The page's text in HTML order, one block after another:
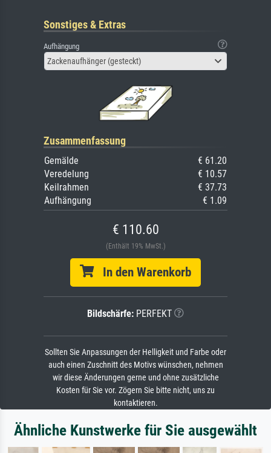
Sonstiges & Extras
Aufhängung
Zackenaufhänger (gesteckt)
Zusammenfassung
Gemälde
€ 61.20
Veredelung
€ 10.57
Keilrahmen
€ 37.73
Aufhängung
€ 1.09
€ 110.60
(Enthält 19% MwSt.)
In den Warenkorb
Bildschärfe: PERFEKT
Sollten Sie Anpassungen der Helligkeit und Farbe oder
auch einen Zuschnitt des Motivs wünschen, nehmen
wir diese Änderungen gerne und ohne zusätzliche
Kosten für Sie vor. Zögern Sie bitte nicht, uns zu
kontaktieren.
Ähnliche Kunstwerke für Sie ausgewählt